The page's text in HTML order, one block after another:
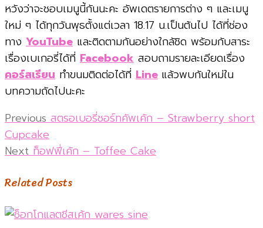
หวังว่าจะชอบเมนูนี้กันนะคะ อัพเดตรายการต่าง ๆ และเมนู
ใหม่ ๆ ได้ทุกวันพุธตั้งแต่เวลา 18.17 น.เป็นต้นไป ได้ที่ช่อง
ทาง YouTube และติดตามกันอย่างใกล้ชิด พร้อมกับสาระ
เรื่องเบเกอรี่ได้ที่ Facebook สอบถามรายละเอียดเรื่อง
คอร์สเรียน ทำขนมติดต่อได้ที่ Line แล้วพบกันใหม่ใน
บทความถัดไปนะคะ
Post
navigation
Previous Previous
สตรอเบอรี่ชอร์ทคัพเค้ก – Strawberry short
Cupcake
Next Next
ท็อฟฟี่เค้ก – Toffee Cake
Related Posts